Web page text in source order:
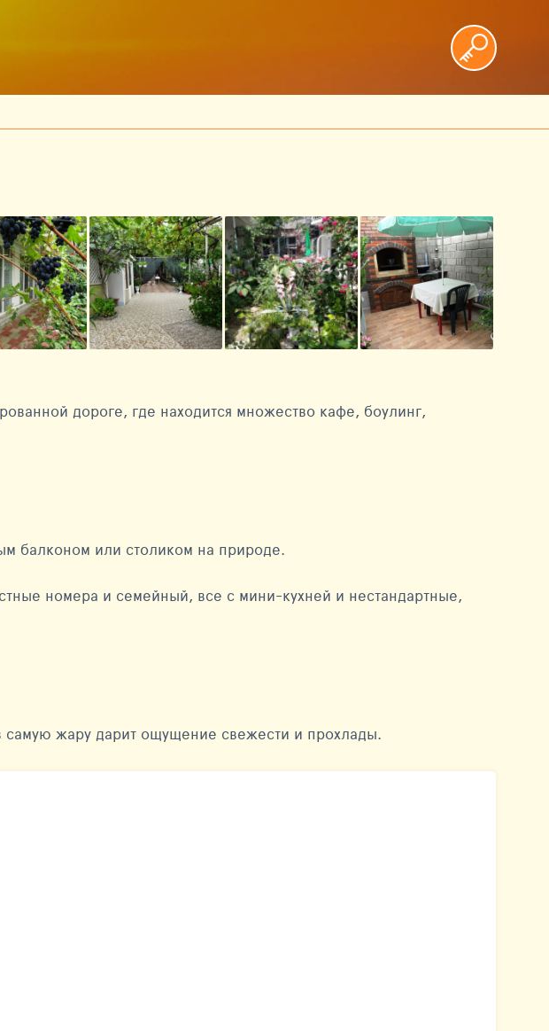
дороге, где находится множество кафе, боулинг,
балконом или столиком на природе.
номера и семейный, все с мини-кухней и нестандартные,
жару дарит ощущение свежести и прохлады.